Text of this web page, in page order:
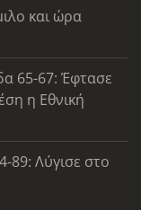
και ώρα
65-67: Έφτασε
η Εθνική
89: Λύγισε στο